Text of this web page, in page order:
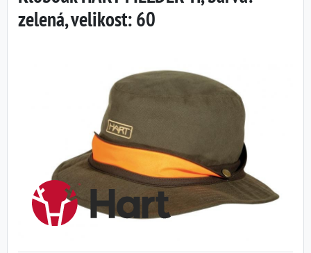
zelená, velikost: 60